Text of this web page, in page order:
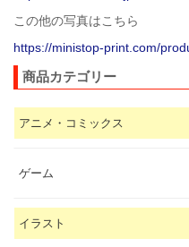
この他の写真はこちら
https://ministop-print.com/
商品カテゴリー
アニメ・コミックス
ゲーム
イラスト